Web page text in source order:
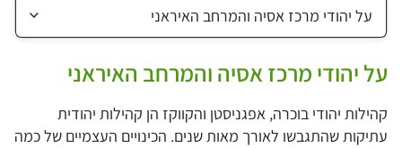
על יהודי מרכז אסיה והמרחב האיראני
קהילות יהודי בוכרה, אפגניסטן והקווקז הן קהילות יהודית
עתיקות שהתגבשו לאורך מאות שנים. הכינויים העצמיים של כמה